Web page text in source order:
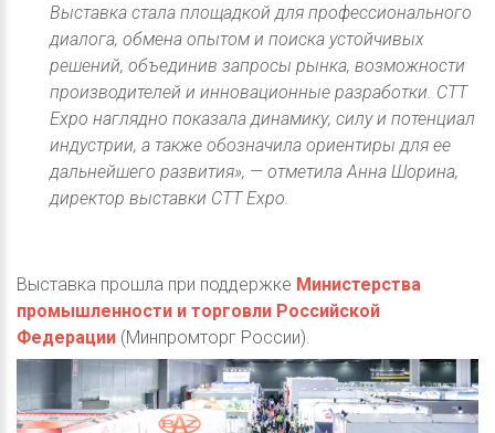
Выставка стала площадкой для профессионального
диалога, обмена опытом и поиска устойчивых
решений, объединив запросы рынка, возможности
производителей и инновационные разработки. CTT
Expo наглядно показала динамику, силу и потенциал
индустрии, а также обозначила ориентиры для ее
дальнейшего развития», — отметила Анна Шорина,
директор выставки CTT Expo.
Выставка прошла при поддержке Министерства
промышленности и торговли Российской
Федерации (Минпромторг России).